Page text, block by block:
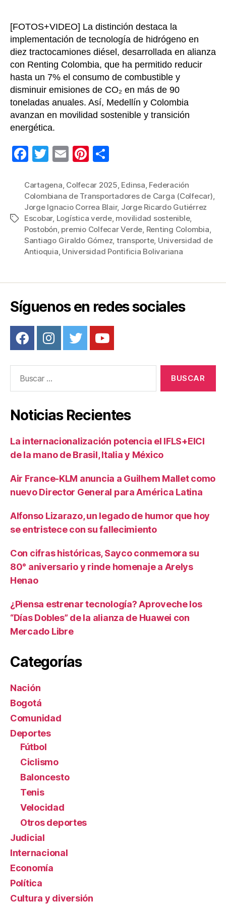
[FOTOS+VIDEO] La distinción destaca la
implementación de tecnología de hidrógeno en
diez tractocamiones diésel, desarrollada en alianza
con Renting Colombia, que ha permitido reducir
hasta un 7% el consumo de combustible y
disminuir emisiones de CO₂ en más de 90
toneladas anuales. Así, Medellín y Colombia
avanzan en movilidad sostenible y transición
energética.
F
c
e
b
o
o
T
tt
er
E
ail
Pi
er
e
st
m
p
ar
tir
Etiquetas
Cartagena Colfecar 2025 Edinsa Federación
Colombiana de Transportadores de Carga (Colfecar)
Jorge Ignacio Correa Blair, Jorge Ricardo Gutiérrez
Escobar, Logística verde, movilidad sostenible,
Postobón premio Colfecar Verde Renting Colombia
Santiago Giraldo Gómez transporte, Universidad de
Antioquia Universidad Pontificia Bolivariana
Síguenos en redes sociales
Noticias Recientes
La internacionalización potencia el IFLS+EICI
de la mano de Brasil, Italia y México
Air France-KLM anuncia a Guilhem Mallet como
nuevo Director General para América Latina
Alfonso Lizarazo, un legado de humor que hoy
se entristece con su fallecimiento
Con cifras históricas, Sayco conmemora su
80° aniversario y rinde homenaje a Arelys
Henao
¿Piensa estrenar tecnología? Aproveche los
“Días Dobles” de la alianza de Huawei con
Mercado Libre
Categorías
Nación
Bogotá
Comunidad
Deportes
Fútbol
Ciclismo
Baloncesto
Tenis
Velocidad
Otros deportes
Judicial
Internacional
Economía
Política
Cultura y diversión